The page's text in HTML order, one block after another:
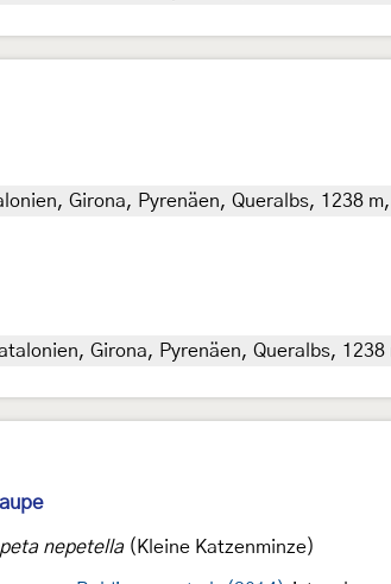
Girona, Pyrenäen, Queralbs, 1238
Girona, Pyrenäen, Queralbs,
nepetella(Kleine Katzenminze)